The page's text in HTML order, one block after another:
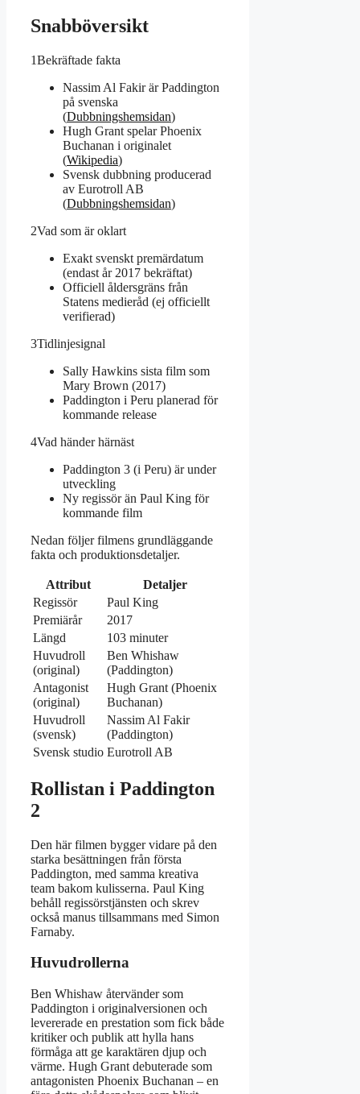
Snabböversikt
1Bekräftade fakta
Nassim Al Fakir är Paddington
på svenska
(Dubbningshemsidan)
Hugh Grant spelar Phoenix
Buchanan i originalet
(Wikipedia)
Svensk dubbning producerad
av Eurotroll AB
(Dubbningshemsidan)
2Vad som är oklart
Exakt svenskt premärdatum
(endast år 2017 bekräftat)
Officiell åldersgräns från
Statens medieråd (ej officiellt
verifierad)
3Tidlinjesignal
Sally Hawkins sista film som
Mary Brown (2017)
Paddington i Peru planerad för
kommande release
4Vad händer härnäst
Paddington 3 (i Peru) är under
utveckling
Ny regissör än Paul King för
kommande film
Nedan följer filmens grundläggande
fakta och produktionsdetaljer.
Attribut
Detaljer
Regissör
Paul King
Premiärår
2017
Längd
103 minuter
Huvudroll
(original)
Ben Whishaw
(Paddington)
Antagonist
(original)
Hugh Grant (Phoenix
Buchanan)
Huvudroll
(svensk)
Nassim Al Fakir
(Paddington)
Svensk studio Eurotroll AB
Rollistan i Paddington
2
Den här filmen bygger vidare på den
starka besättningen från första
Paddington, med samma kreativa
team bakom kulisserna. Paul King
behåll regissörstjänsten och skrev
också manus tillsammans med Simon
Farnaby.
Huvudrollerna
Ben Whishaw återvänder som
Paddington i originalversionen och
levererade en prestation som fick både
kritiker och publik att hylla hans
förmåga att ge karaktären djup och
värme. Hugh Grant debuterade som
antagonisten Phoenix Buchanan – en